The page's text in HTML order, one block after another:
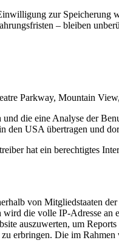
zur Speicherung
– bleiben
Parkway, Mountain
die eine Analyse der
den USA übertragen und
hat ein berechtigtes
von Mitgliedstaaten der
die volle IP-Adresse an
auszuwerten, um
erbringen. Die im